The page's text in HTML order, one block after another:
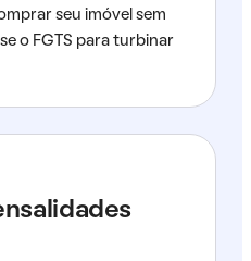
seu imóvel sem
o FGTS para turbinar